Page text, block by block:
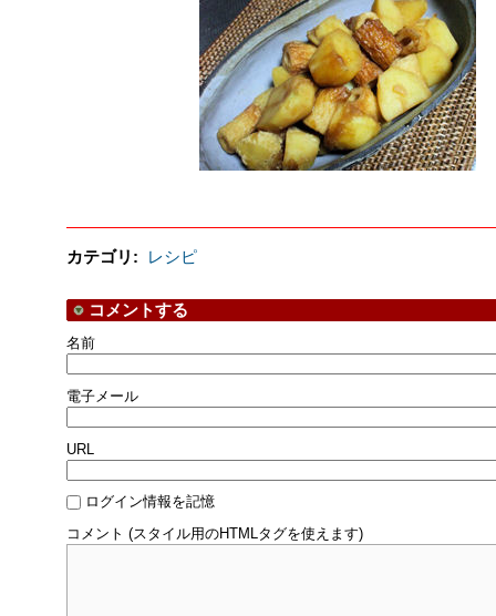
カテゴリ : レシピ
コメントする
名前
電子メール
URL
ログイン情報を記憶
コメント (スタイル用のHTMLタグを使えます)